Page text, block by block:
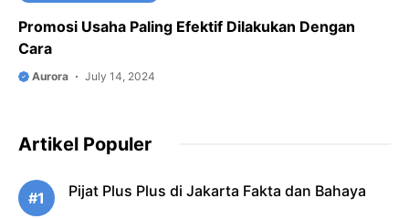
Promosi Usaha Paling Efektif Dilakukan Dengan
Cara
Aurora July 14, 2024
Artikel Populer
#1 Pijat Plus Plus di Jakarta Fakta dan Bahaya